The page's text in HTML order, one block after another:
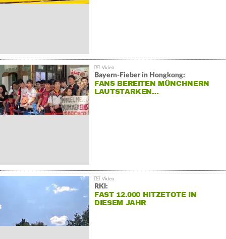
Bayern-Fieber in Hongkong:
FANS BEREITEN MÜNCHNERN
LAUTSTARKEN…
RKI:
FAST 12.000 HITZETOTE IN
DIESEM JAHR